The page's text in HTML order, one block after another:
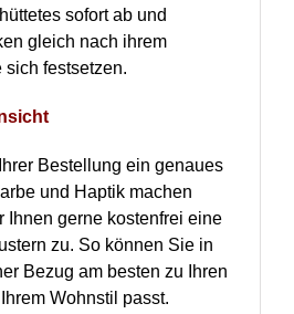
sofort ab und
gleich nach ihrem
sich festsetzen.
Bestellung ein genaues
und Haptik machen
Ihnen gerne kostenfrei eine
zu. So können Sie in
Bezug am besten zu Ihren
Wohnstil passt.